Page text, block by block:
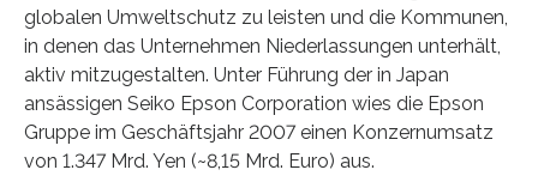
globalen Umweltschutz zu leisten und die Kommunen,
in denen das Unternehmen Niederlassungen unterhält,
aktiv mitzugestalten. Unter Führung der in Japan
ansässigen Seiko Epson Corporation wies die Epson
Gruppe im Geschäftsjahr 2007 einen Konzernumsatz
von 1.347 Mrd. Yen (~8,15 Mrd. Euro) aus.